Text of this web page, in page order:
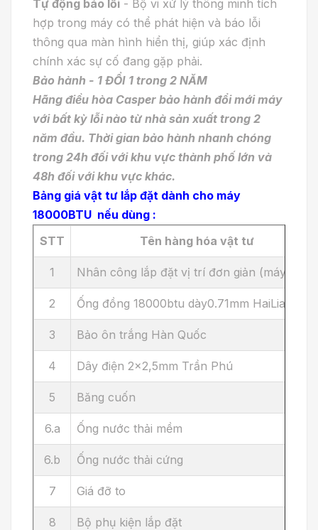
Tự động báo lỗi - Bộ vi xử lý thông minh tích
hợp trong máy có thể phát hiện và báo lỗi
thông qua màn hình hiển thị, giúp xác định
chính xác sự cố đang gặp phải.
Bảo hành - 1 ĐỔI 1 trong 2 NĂM
Hãng điều hòa Casper bảo hành đổi mới máy
với bất kỳ lỗi nào từ nhà sản xuất trong 2
năm đầu. Thời gian bảo hành nhanh chóng
trong 24h đối với khu vực thành phố lớn và
48h đối với khu vực khác.
Bảng giá vật tư lắp đặt dành cho máy
18000BTU nếu dùng :
STT
Tên hàng hóa vật tư
1 Nhân công lắp đặt vị trí đơn giản (máy mới )
2 Ống đồng 18000btu dày0.71mm HaiLiang
3 Bảo ôn trắng Hàn Quốc
4 Dây điện 2x2,5mm Trần Phú
5 Băng cuốn
6.a Ống nước thải mềm
6.b Ống nước thải cứng
7 Giá đỡ to
8 Bộ phụ kiện lắp đặt